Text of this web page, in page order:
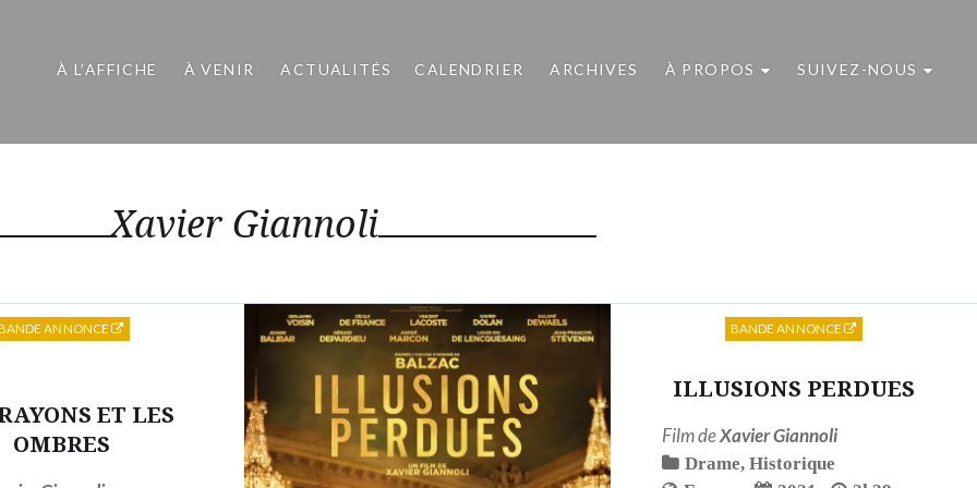
À L’AFFICHE À VENIR ACTUALITÉS CALENDRIER ARCHIVES À PROPOS SUIVEZ-NOUS
Xavier Giannoli
ET LES
OMBRES
ANNONCE
ILLUSIONS PERDUES
Film deXavier Giannoli
Drame,Historique
BANDE ANNONCE